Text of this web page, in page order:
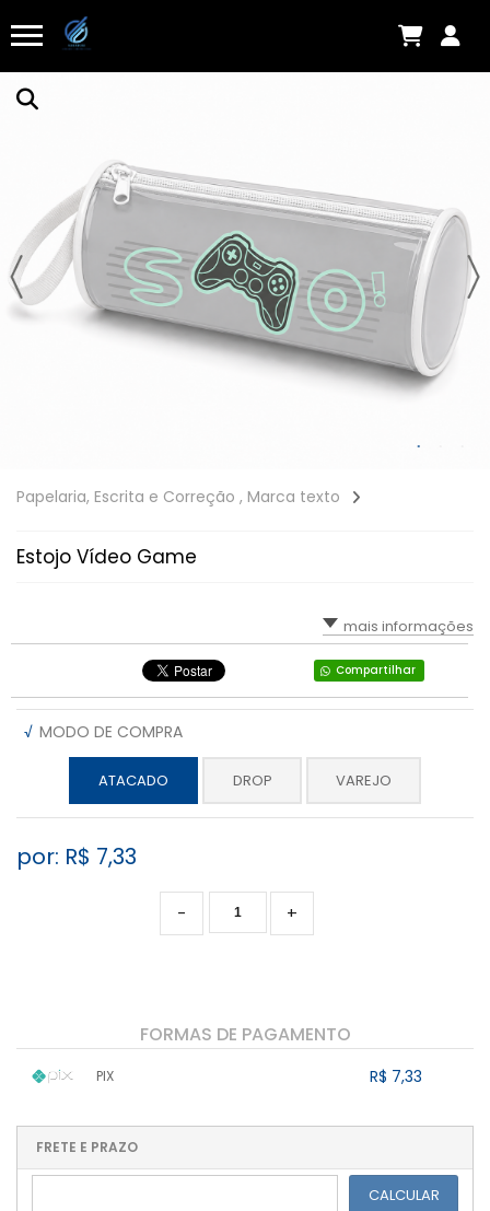
Papelaria, Escrita e Correção , Marca texto
Estojo Vídeo Game
mais informações
Compartilhar
√ MODO DE COMPRA
ATACADO DROP VAREJO
por: R$ 7,33
+
-
FORMAS DE PAGAMENTO
PIX R$ 7,33
...
....
FRETE E PRAZO
CALCULAR
Saboneteira de Parede em Aço Inoxidável
Há algumas horas